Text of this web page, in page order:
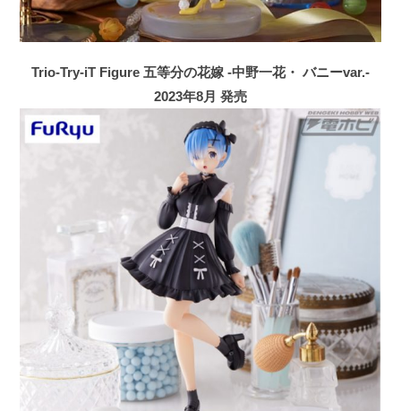
Trio-Try-iT Figure 五等分の花嫁 -中野一花・ バニーvar.-
2023年8月 発売